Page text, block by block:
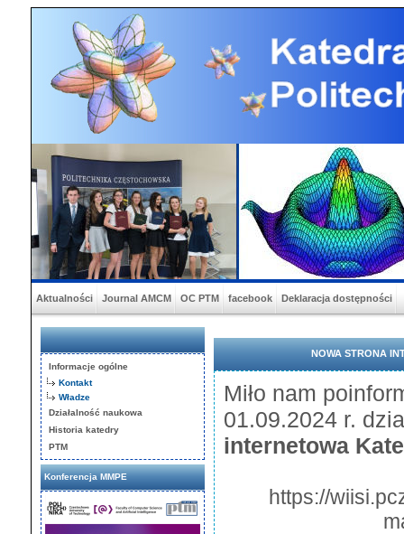
Aktualności Journal AMCM OC PTM facebook Deklaracja dostępności
Informacje ogólne
Kontakt
Władze
Działalność naukowa
Historia katedry
PTM
Konferencja MMPE
NOWA STRONA
Miło nam
01.09.2024 r.
internetowa
https://